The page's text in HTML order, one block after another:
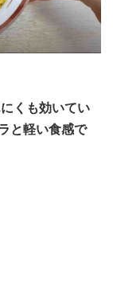
くも効いてい
と軽い食感で